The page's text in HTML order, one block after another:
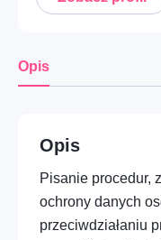
Dom – Ogród i
Opieka – Opieka
Profesje –
Dom – Montaż i
Nie posiadasz
Opis
Opis
Pisanie procedur,
ochrony danych
przeciwdziałaniu